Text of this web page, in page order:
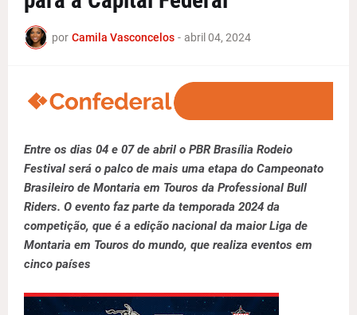
por Camila Vasconcelos - abril 04, 2024
Entre os dias 04 e 07 de abril o PBR Brasília Rodeio
Festival será o palco de mais uma etapa do Campeonato
Brasileiro de Montaria em Touros da Professional Bull
Riders. O evento faz parte da temporada 2024 da
competição, que é a edição nacional da maior Liga de
Montaria em Touros do mundo, que realiza eventos em
cinco países